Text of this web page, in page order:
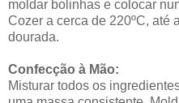
moldar bolinhas e colocar
Cozer a cerca de 220ºC, até
dourada.
Confecção à Mão:
Misturar todos os